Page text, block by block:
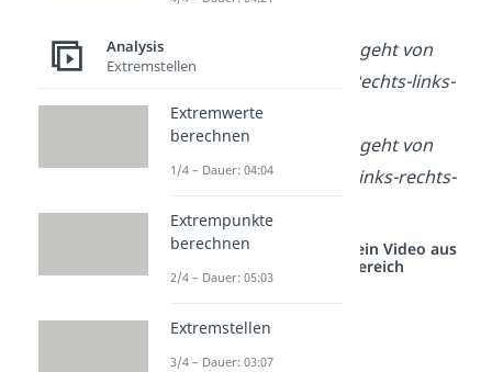
f“'(x) > 0: Die Kurve geht von
rechts nach links. (Rechts-links-
Wendepunkt)
f“'(x) < 0: Die Kurve geht von
links nach rechts. (Links-rechts-
Wendepunkt)
Studyflix vernetzt: Hier ein Video aus
einem anderen Bereich
Analysis
Extremstellen
Extremwerte
berechnen
1/4 – Dauer: 04:04
Extrempunkte
berechnen
2/4 – Dauer: 05:03
Extremstellen
3/4 – Dauer: 03:07